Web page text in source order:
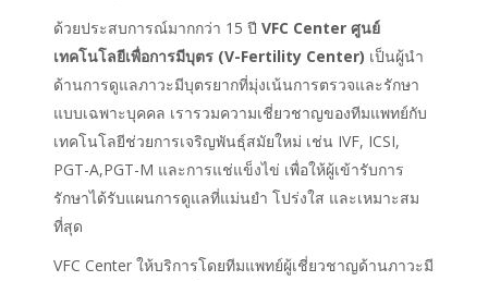
ด้วยประสบการณ์มากกว่า 15 ปี VFC Center ศูนย์
เทคโนโลยีเพื่อการมีบุตร (V-Fertility Center) เป็นผู้นำ
ด้านการดูแลภาวะมีบุตรยากที่มุ่งเน้นการตรวจและรักษา
แบบเฉพาะบุคคล เรารวมความเชี่ยวชาญของทีมแพทย์กับ
เทคโนโลยีช่วยการเจริญพันธุ์สมัยใหม่ เช่น IVF, ICSI,
PGT-A,PGT-M และการแช่แข็งไข่ เพื่อให้ผู้เข้ารับการ
รักษาได้รับแผนการดูแลที่แม่นยำ โปร่งใส และเหมาะสม
ที่สุด
VFC Center ให้บริการโดยทีมแพทย์ผู้เชี่ยวชาญด้านภาวะมี